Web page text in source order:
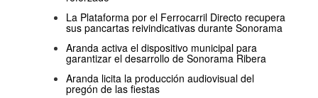
La Plataforma por el Ferrocarril Directo recupera
sus pancartas reivindicativas durante Sonorama
Aranda activa el dispositivo municipal para
garantizar el desarrollo de Sonorama Ribera
Aranda licita la producción audiovisual del
pregón de las fiestas